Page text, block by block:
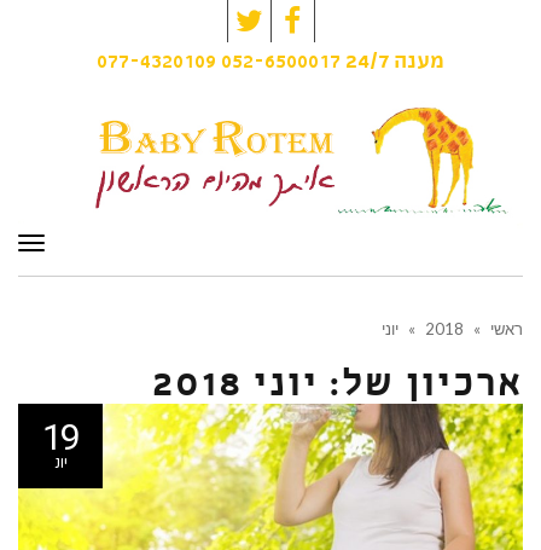
Facebook
Twitter
מענה 077-4320109 052-6500017 24/7
ראשי »
2018
» יוני
ארכיון של: יוני 2018
19
יונ